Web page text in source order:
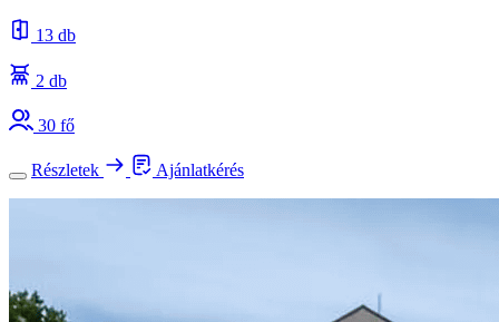
13 db
2 db
30 fő
Részletek Ajánlatkérés